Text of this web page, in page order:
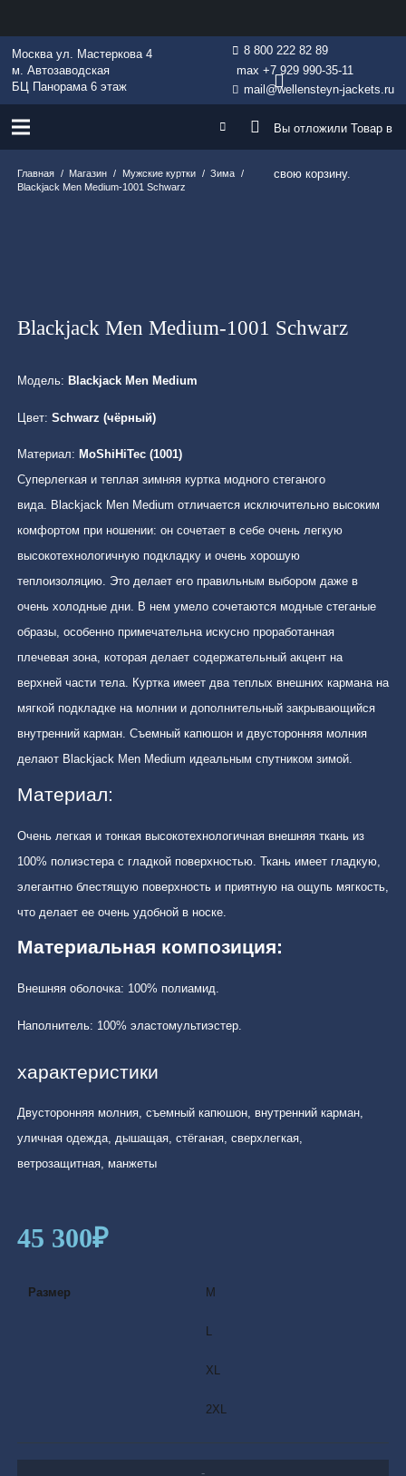
Москва ул. Мастеркова 4
м. Автозаводская
БЦ Панорама 6 этаж
8 800 222 82 89
max +7 929 990-35-11
mail@wellensteyn-jackets.ru
Вы отложили Товарв
свою корзину.
Главная / Магазин / Мужские куртки / Зима /
Blackjack Men Medium-1001 Schwarz
Blackjack Men Medium-1001 Schwarz
Модель: Blackjack Men Medium
Цвет: Schwarz (чёрный)
Материал: MoShiHiTec (1001)
Суперлегкая и теплая зимняя куртка модного стеганого
вида. Blackjack Men Medium отличается исключительно высоким
комфортом при ношении: он сочетает в себе очень легкую
высокотехнологичную подкладку и очень хорошую
теплоизоляцию. Это делает его правильным выбором даже в
очень холодные дни. В нем умело сочетаются модные стеганые
образы, особенно примечательна искусно проработанная
плечевая зона, которая делает содержательный акцент на
верхней части тела. Куртка имеет два теплых внешних кармана на
мягкой подкладке на молнии и дополнительный закрывающийся
внутренний карман. Съемный капюшон и двусторонняя молния
делают Blackjack Men Medium идеальным спутником зимой.
Материал:
Очень легкая и тонкая высокотехнологичная внешняя ткань из
100% полиэстера с гладкой поверхностью. Ткань имеет гладкую,
элегантно блестящую поверхность и приятную на ощупь мягкость,
что делает ее очень удобной в носке.
Материальная композиция:
Внешняя оболочка: 100% полиамид.
Наполнитель: 100% эластомультиэстер.
характеристики
Двусторонняя молния, съемный капюшон, внутренний карман,
уличная одежда, дышащая, стёганая, сверхлегкая,
ветрозащитная, манжеты
45 300₽
Размер M
XL
2XL